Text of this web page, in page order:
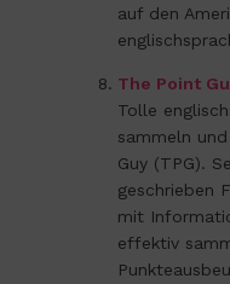
auf den
The Point
Tolle
sammeln
Guy (TPG).
geschrieben
mit
effektiv